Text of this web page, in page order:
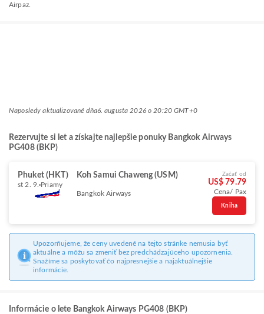
Airpaz.
Naposledy aktualizované dňa6. augusta 2026 o 20:20 GMT+0
Rezervujte si let a získajte najlepšie ponuky Bangkok Airways
PG408 (BKP)
Phuket (HKT) Koh Samui Chaweng (USM)
st 2. 9. Priamy
Bangkok Airways
Začať od
US$ 79.79
Cena/ Pax
Kniha
Upozorňujeme, že ceny uvedené na tejto stránke nemusia byť
aktuálne a môžu sa zmeniť bez predchádzajúceho upozornenia.
Snažíme sa poskytovať čo najpresnejšie a najaktuálnejšie
informácie.
Informácie o lete Bangkok Airways PG408 (BKP)